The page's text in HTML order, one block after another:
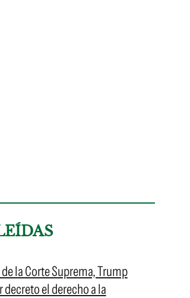
la Corte Suprema, Trump
el derecho a la